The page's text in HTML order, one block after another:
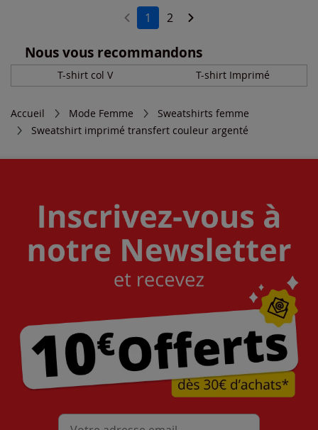
1 2
Nous vous recommandons
T-shirt col V T-shirt Imprimé
Accueil Mode Femme
Sweatshirts femme
Sweatshirt imprimé transfert couleur argenté